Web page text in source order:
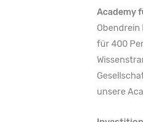
Academy
für 400
unsere